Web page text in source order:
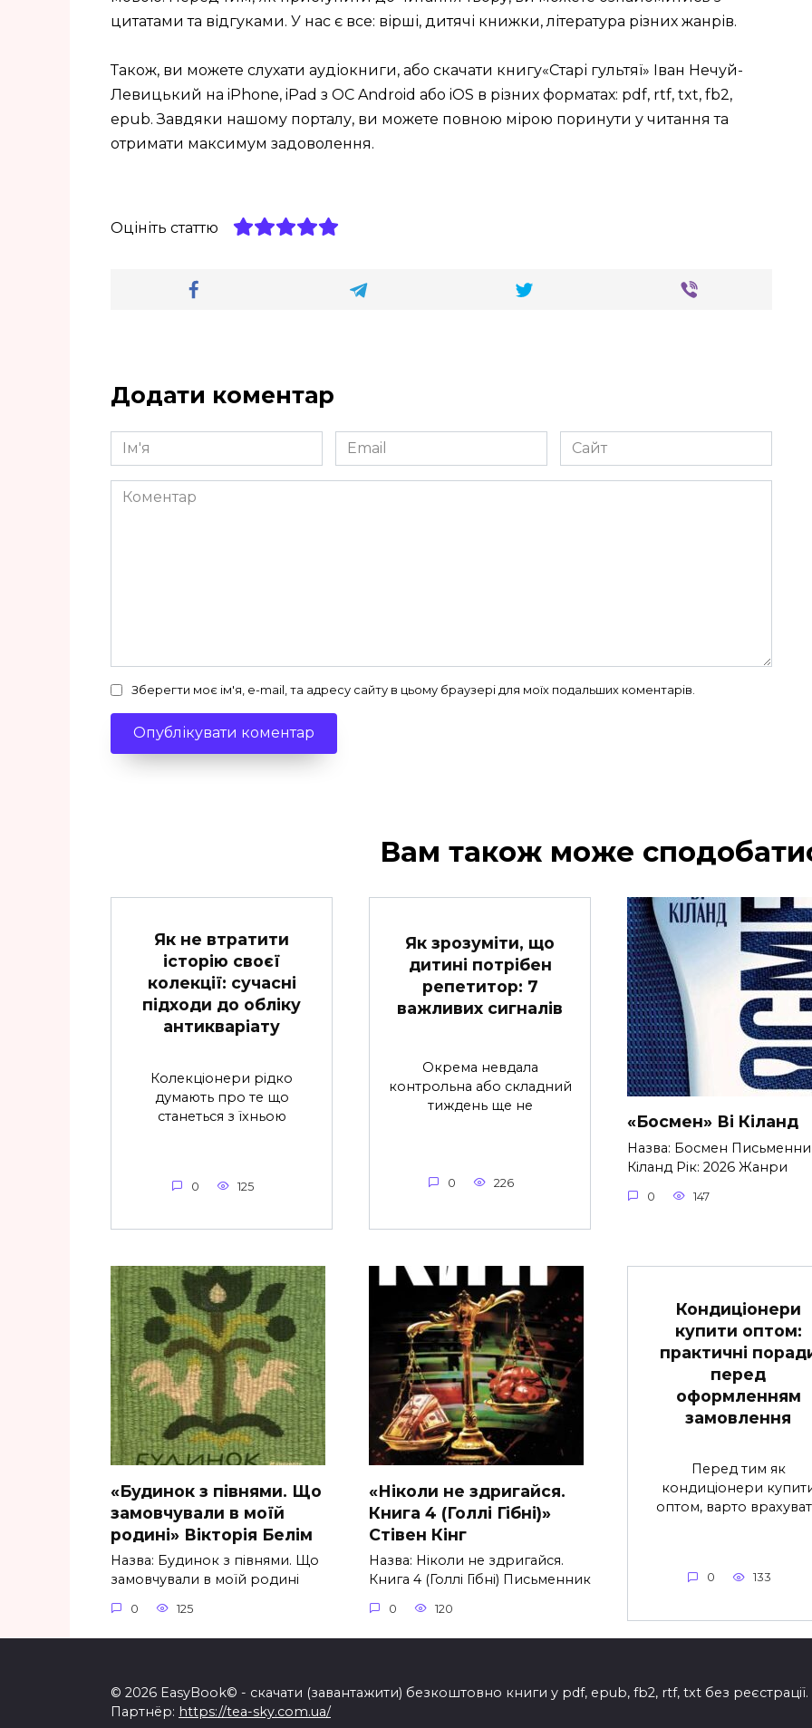
цитатами та відгуками. У нас є все: вірші, дитячі книжки, література різних жанрів.
Також, ви можете слухати аудіокниги, або скачати книгу«Старі гультяї» Іван Нечуй-
Левицький на iPhone, iPad з ОС Android або iOS в різних форматах: pdf, rtf, txt, fb2,
epub. Завдяки нашому порталу, ви можете повною мірою поринути у читання та
отримати максимум задоволення.
Оцініть статтю
Додати коментар
Ім'я
*
Email
*
Сайт
Коментар
Зберегти моє ім'я, e-mail, та адресу сайту в цьому браузері для моїх подальших коментарів.
Вам також може
Як не втратити
історію своєї
колекції: сучасні
підходи до обліку
антикваріату
Колекціонери рідко
думають про те що
станеться з їхньою
0 125
Як зрозуміти, що
дитині потрібен
репетитор: 7
важливих сигналів
Окрема невдала
контрольна або складний
тиждень ще не
0 226
«Босмен» Ві Кіланд
Назва: Босмен
Кіланд Рік: 2026 Жанри
0 147
«Будинок з півнями. Що
замовчували в моїй
родині» Вікторія Белім
Назва: Будинок з півнями. Що
замовчували в моїй родині
0 125
«Ніколи не здригайся.
Книга 4 (Голлі Гібні)»
Стівен Кінг
Назва: Ніколи не здригайся.
Книга 4 (Голлі Гібні) Письменник
0 120
Кондиціонери
купити оптом:
практичні
перед
оформленням
замовлення
Перед тим як
кондиціонери
оптом, варто
0 133
© 2026 EasyBook© - скачати (завантажити) безкоштовно книги у pdf, epub, fb2, rtf, txt без реєстрації.
Партнёр: https://tea-sky.com.ua/